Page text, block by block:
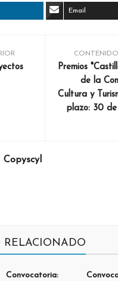
Email
Premios
de la
Cultura y
plazo: 30
Copyscyl
Convocatoria: